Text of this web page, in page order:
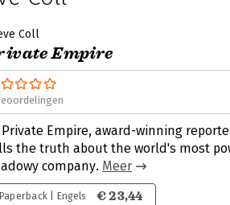
Coll
Empire
Empire, award-winning
the truth about the world's most
company. Meer
Paperback | Engels € 23,44